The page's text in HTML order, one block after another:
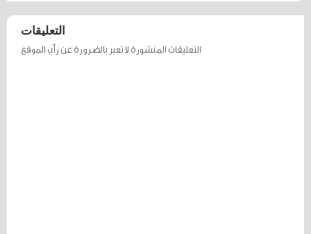
التعليقات
التعليقات المنشورة لا تعبر بالضرورة عن رأي الموقع